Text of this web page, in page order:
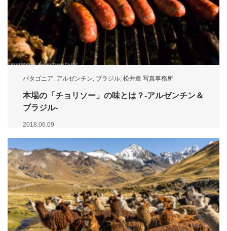
パタゴニア, アルゼンチン, ブラジル, 松井章 写真事務所
本場の「チョリソー」の味とは？-アルゼンチン＆
ブラジル-
2018.06.09